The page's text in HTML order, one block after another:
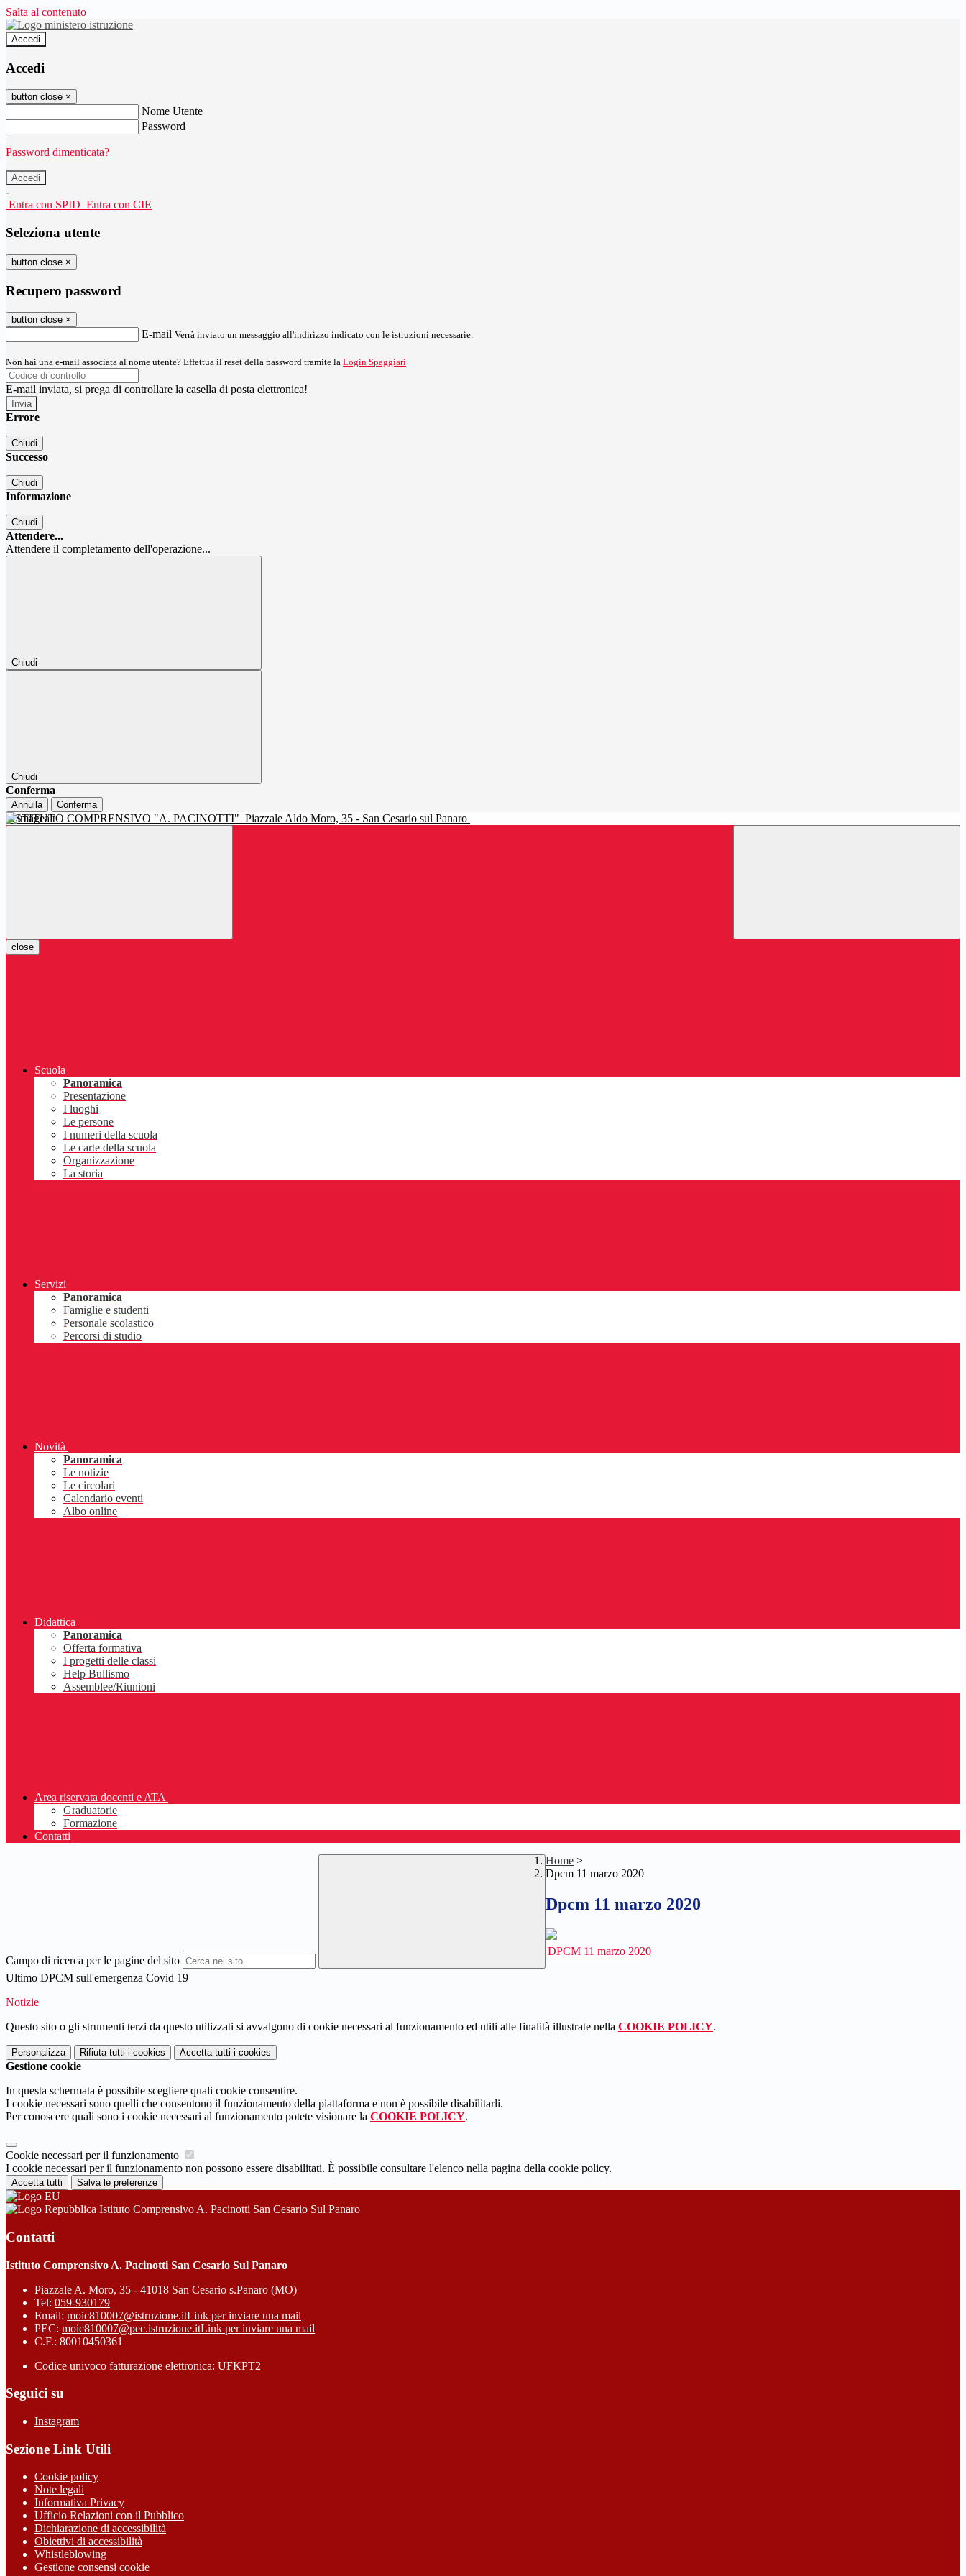
Salta al contenuto
Accedi
Accedi
button close ×
Nome Utente
Password
Password dimenticata?
-
Entra con SPID Entra con CIE
Seleziona utente
button close ×
Recupero password
button close ×
E-mail Verrà inviato un messaggio all'indirizzo indicato con le istruzioni necessarie.
Non hai una e-mail associata al nome utente? Effettua il reset della password tramite la Login Spaggiari
E-mail inviata, si prega di controllare la casella di posta elettronica!
Errore
Chiudi
Successo
Chiudi
Informazione
Chiudi
Attendere...
Attendere il completamento dell'operazione...
Chiudi
Chiudi
Conferma
Annulla Conferma
ISTITUTO COMPRENSIVO "A. PACINOTTI" Piazzale Aldo Moro, 35 - San Cesario sul Panaro
close
Scuola
Panoramica
Presentazione
I luoghi
Le persone
I numeri della scuola
Le carte della scuola
Organizzazione
La storia
Servizi
Panoramica
Famiglie e studenti
Personale scolastico
Percorsi di studio
Novità
Panoramica
Le notizie
Le circolari
Calendario eventi
Albo online
Didattica
Panoramica
Offerta formativa
I progetti delle classi
Help Bullismo
Assemblee/Riunioni
Area riservata docenti e ATA
Graduatorie
Formazione
Contatti
Campo di ricerca per le pagine del sito
Home >
Dpcm 11 marzo 2020
Dpcm 11 marzo 2020
DPCM 11 marzo 2020
Ultimo DPCM sull'emergenza Covid 19
Notizie
Questo sito o gli strumenti terzi da questo utilizzati si avvalgono di cookie necessari al funzionamento ed utili alle finalità illustrate nella COOKIE POLICY.
Personalizza Rifiuta tutti i cookies Accetta tutti i cookies
Gestione cookie
In questa schermata è possibile scegliere quali cookie consentire.
I cookie necessari sono quelli che consentono il funzionamento della piattaforma e non è possibile disabilitarli.
Per conoscere quali sono i cookie necessari al funzionamento potete visionare la COOKIE POLICY.
Cookie necessari per il funzionamento
I cookie necessari per il funzionamento non possono essere disabilitati. È possibile consultare l'elenco nella pagina della cookie policy.
Accetta tutti Salva le preferenze
Istituto Comprensivo A. Pacinotti San Cesario Sul Panaro
Contatti
Istituto Comprensivo A. Pacinotti San Cesario Sul Panaro
Piazzale A. Moro, 35 - 41018 San Cesario s.Panaro (MO)
Tel: 059-930179
Email: moic810007@istruzione.itLink per inviare una mail
PEC: moic810007@pec.istruzione.itLink per inviare una mail
C.F.: 80010450361
Codice univoco fatturazione elettronica: UFKPT2
Seguici su
Instagram
Sezione Link Utili
Cookie policy
Note legali
Informativa Privacy
Ufficio Relazioni con il Pubblico
Dichiarazione di accessibilità
Obiettivi di accessibilità
Whistleblowing
Gestione consensi cookie